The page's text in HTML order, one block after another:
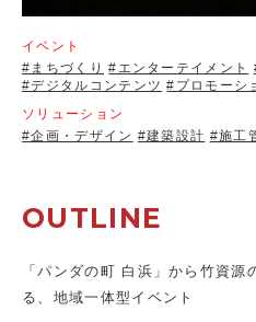
イベント
#まちづくり #エンターテイメント
#デジタルコンテンツ #プロモーシ
ソリューション
#企画・デザイン #建築設計 #施工
OUTLINE
「パンダの町 白浜」から竹資源
る、地域一体型イベント